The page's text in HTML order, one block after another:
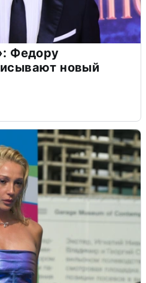
Федору
новый